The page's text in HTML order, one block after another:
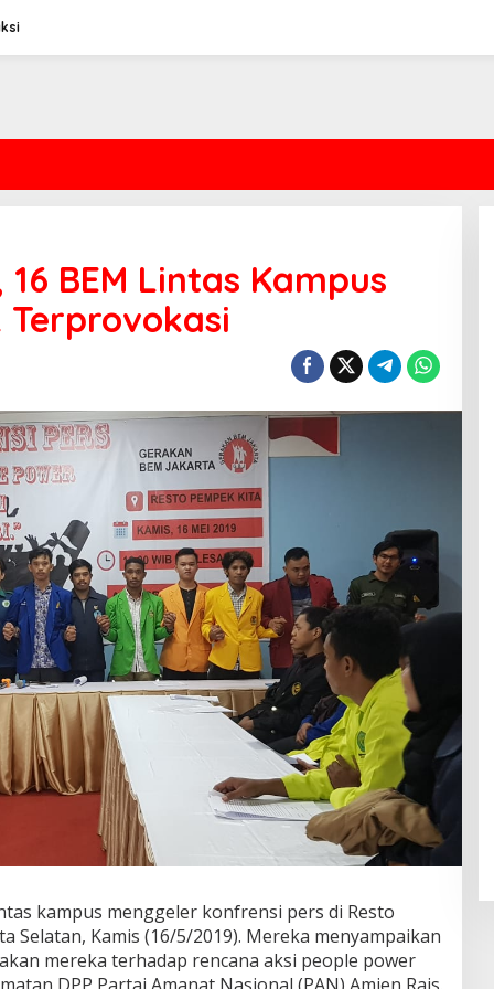
BEM Lintas Kampus
kampus menggeler konfrensi pers di Resto
Selatan, Kamis (16/5/2019). Mereka menyampaikan
mereka terhadap rencana aksi people power